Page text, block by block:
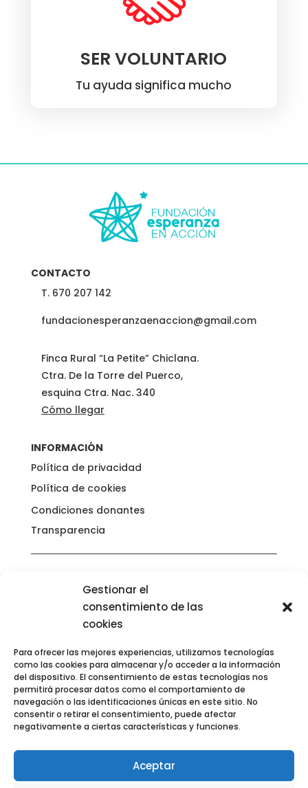
Gestionar el
consentimiento de las
cookies
Para ofrecer las mejores experiencias, utilizamos tecnologías
como las cookies para almacenar y/o acceder a la información
del dispositivo. El consentimiento de estas tecnologías nos
permitirá procesar datos como el comportamiento de
navegación o las identificaciones únicas en este sitio. No
consentir o retirar el consentimiento, puede afectar
negativamente a ciertas características y funciones.
Aceptar
SER VOLUNTARIO
Tu ayuda significa mucho
CONTACTO
T. 670 207 142
fundacionesperanzaenaccion@gmail.com
Finca Rural “La Petite” Chiclana.
Ctra. De la Torre del Puerco,
esquina Ctra. Nac. 340
Cómo llegar
INFORMACIÓN
Política de privacidad
Política de cookies
Condiciones donantes
Transparencia